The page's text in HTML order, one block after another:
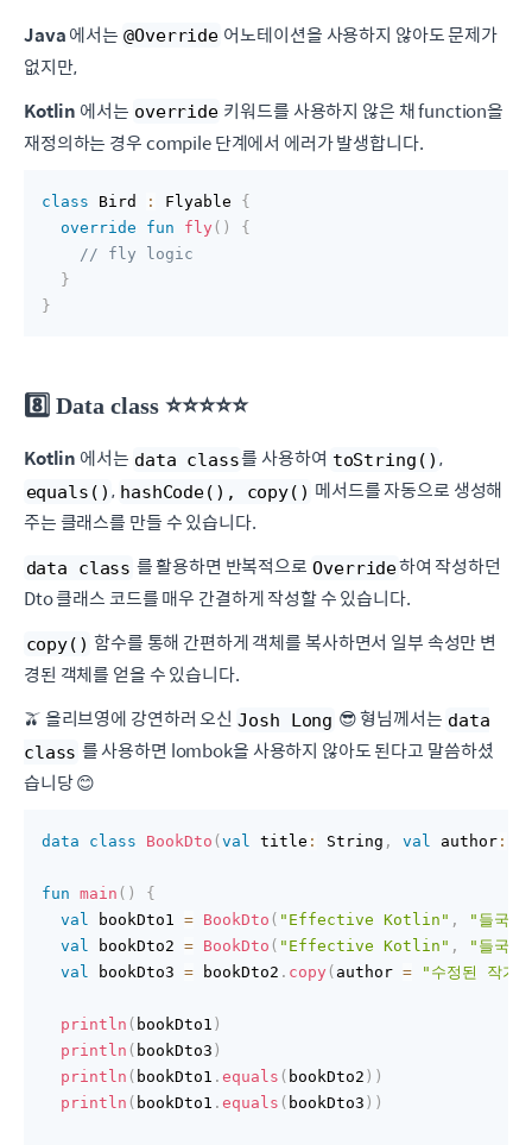
Java에서는 @Override 어노테이션을 사용하지 않아도 문제가
없지만,
Kotlin 에서는 override 키워드를 사용하지 않은 채 function을
재정의하는 경우 compile 단계에서 에러가 발생합니다.
class Bird : Flyable {
override
fun fly ( )
{
// fly logic
}
}
8️⃣ Data class ⭐️⭐️⭐️⭐️⭐️
Kotlin 에서는 data class를 사용하여 toString() ,
equals() , hashCode(), copy() 메서드를 자동으로 생성해
주는 클래스를 만들 수 있습니다.
data class 를 활용하면 반복적으로 Override하여 작성하던
Dto 클래스 코드를 매우 간결하게 작성할 수 있습니다.
copy() 함수를 통해 간편하게 객체를 복사하면서 일부 속성만 변
경된 객체를 얻을 수 있습니다.
🫒 올리브영에 강연하러 오신 Josh Long 😎 형님께서는 data
class 를 사용하면 lombok을 사용하지 않아도 된다고 말씀하셨
습니당 😊
data class BookDto ( val title : String , val author :
fun main ( )
{
val bookDto1 = BookDto ( "Effective Kotlin" ,
"들국화
val bookDto2 = BookDto ( "Effective Kotlin" ,
"들국화
val bookDto3 = bookDto2 . copy ( author = "수정된 작가"
println ( bookDto1 )
println ( bookDto3 )
println ( bookDto1 . equals ( bookDto2 ) )
println ( bookDto1 . equals ( bookDto3 ) )